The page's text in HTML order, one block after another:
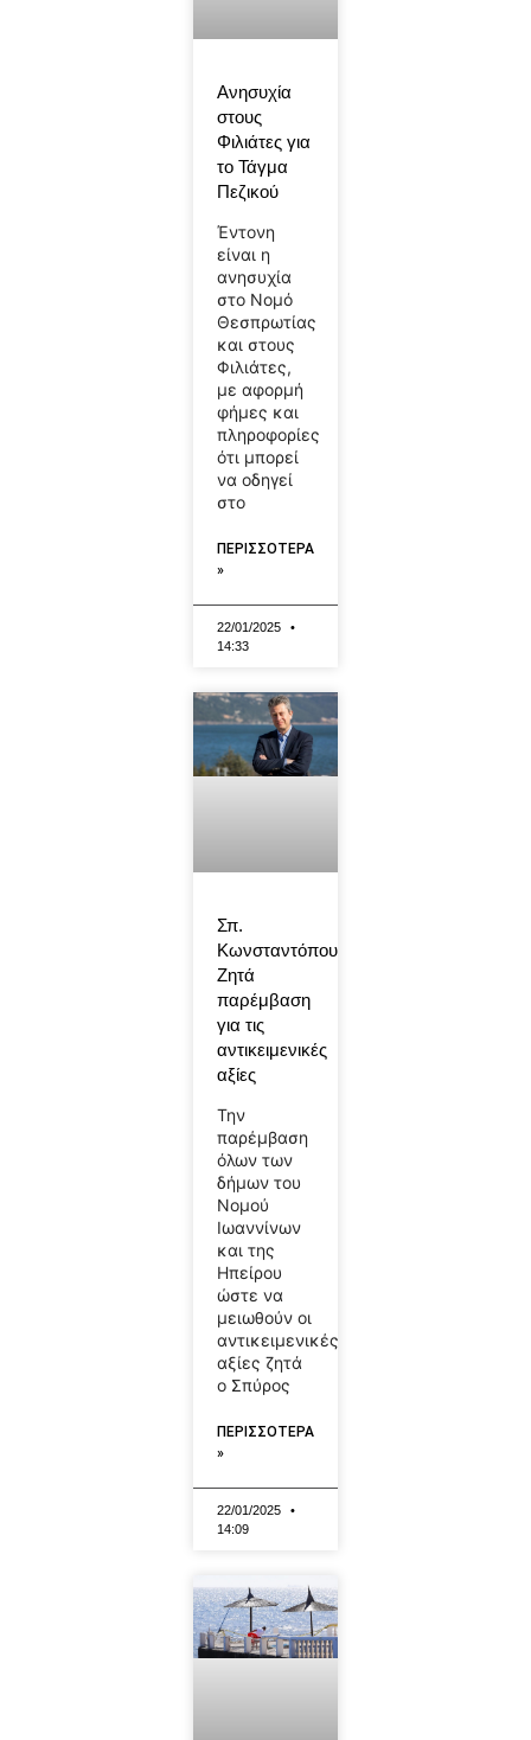
Ανησυχία
στους
Φιλιάτες για
το Τάγμα
Πεζικού
Έντονη
είναι η
ανησυχία
στο Νομό
Θεσπρωτίας
και στους
Φιλιάτες,
με αφορμή
φήμες και
πληροφορίες
ότι μπορεί
να οδηγεί
στο
ΠΕΡΙΣΣΟΤΕΡΑ
»
22/01/2025
14:33
Σπ.
Κωνσταντόπουλος:
Ζητά
παρέμβαση
για τις
αντικειμενικές
αξίες
Την
παρέμβαση
όλων των
δήμων του
Νομού
Ιωαννίνων
και της
Ηπείρου
ώστε να
μειωθούν οι
αντικειμενικές
αξίες ζητά
ο Σπύρος
ΠΕΡΙΣΣΟΤΕΡΑ
»
22/01/2025
14:09